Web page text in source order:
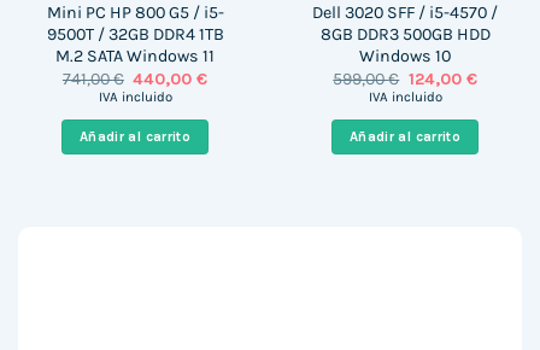
Mini PC HP 800 G5 / i5-
9500T / 32GB DDR4 1TB
M.2 SATA Windows 11
741,00€ El
precio
era:
741,00 €.
440,00€El
es:
IVA incluido
Añadir al carrito
Dell 3020 SFF / i5-4570 /
8GB DDR3 500GB HDD
Windows 10
599,00€ El
precio
era:
599,00 €.
124,00 €El
es:
IVA incluido
Añadir al carrito